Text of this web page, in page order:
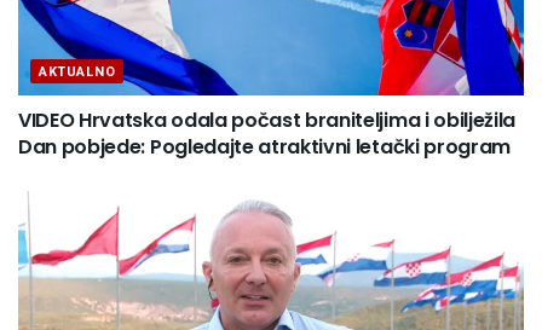
AKTUALNO
VIDEO Hrvatska odala počast braniteljima i obilježila
Dan pobjede: Pogledajte atraktivni letački program